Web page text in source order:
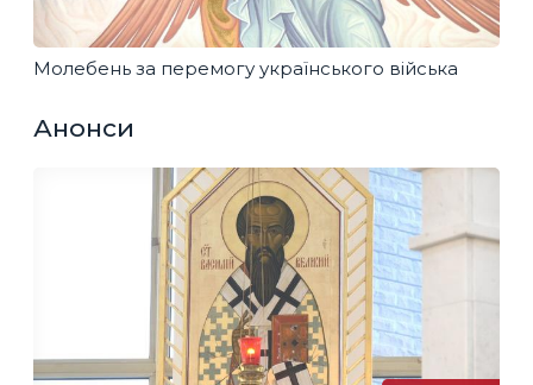
Молебень за перемогу українського війська
Анонси